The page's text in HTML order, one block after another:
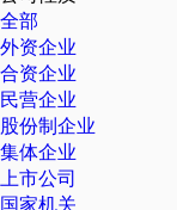
全部
外资企业
合资企业
民营企业
股份制企业
集体企业
上市公司
国家机关